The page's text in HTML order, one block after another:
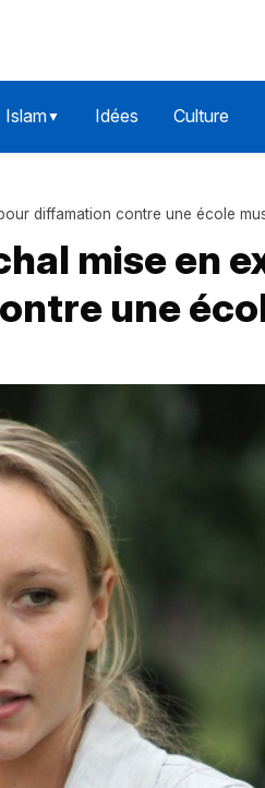
Islam▼ Idées Culture
diffamation contre une école
mise en
une